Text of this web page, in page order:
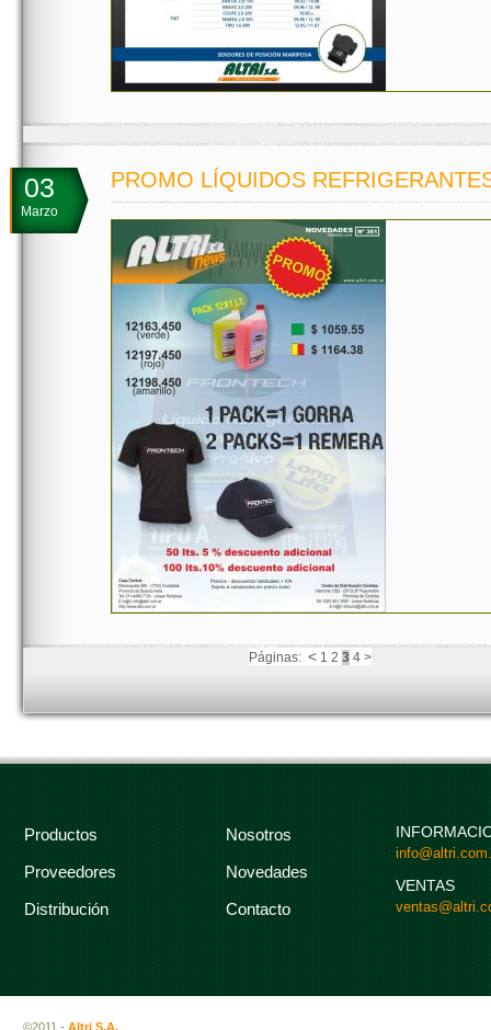
03
Marzo
PROMO LÍQUIDOS
Páginas: < 1 2 3 4 >
Productos
Nosotros
Proveedores
Novedades
Distribución
Contacto
VENTAS
©2011 - Altri S.A.